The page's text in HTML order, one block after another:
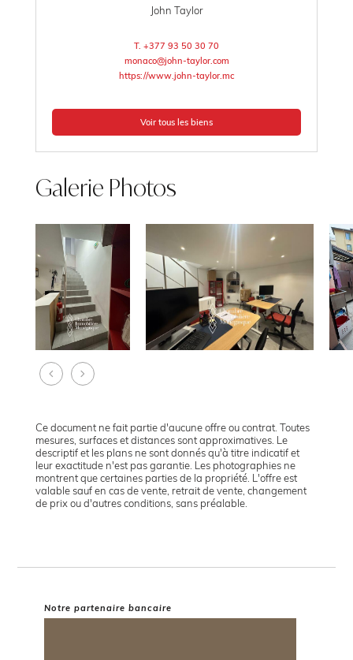
John Taylor
T. +377 93 50 30 70
monaco@john-taylor.com
https://www.john-taylor.mc
Voir tous les biens
Galerie Photos
Ce document ne fait partie d'aucune offre ou contrat. Toutes
mesures, surfaces et distances sont approximatives. Le
descriptif et les plans ne sont donnés qu'à titre indicatif et
leur exactitude n'est pas garantie. Les photographies ne
montrent que certaines parties de la propriété. L'offre est
valable sauf en cas de vente, retrait de vente, changement
de prix ou d'autres conditions, sans préalable.
Notre partenaire bancaire